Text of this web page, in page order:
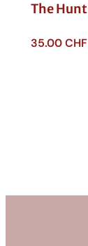
The Hunt
35.00CHF